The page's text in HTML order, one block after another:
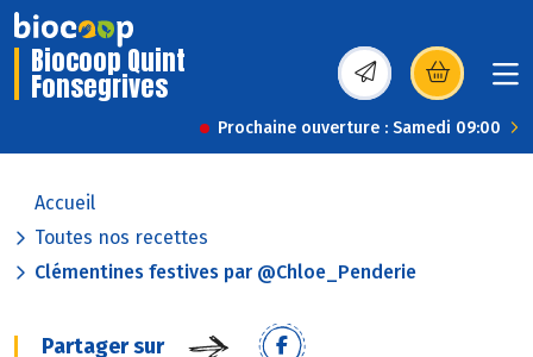
Biocoop Quint
Fonsegrives (s’ouvre dans une
Prochaine ouverture : Samedi 09:00
Accueil
Toutes nos recettes
Clémentines festives par @Chloe_Penderie
Partager sur